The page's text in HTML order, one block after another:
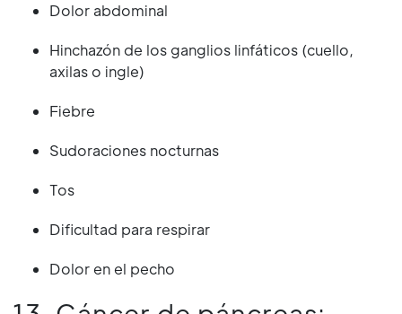
Dolor abdominal
Hinchazón de los ganglios linfáticos (cuello,
axilas o ingle)
Fiebre
Sudoraciones nocturnas
Tos
Dificultad para respirar
Dolor en el pecho